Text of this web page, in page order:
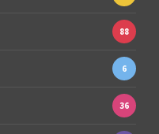
88
6
36